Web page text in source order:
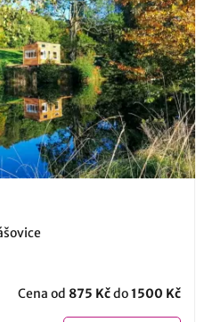
Cena od 875 Kčdo1500 Kč